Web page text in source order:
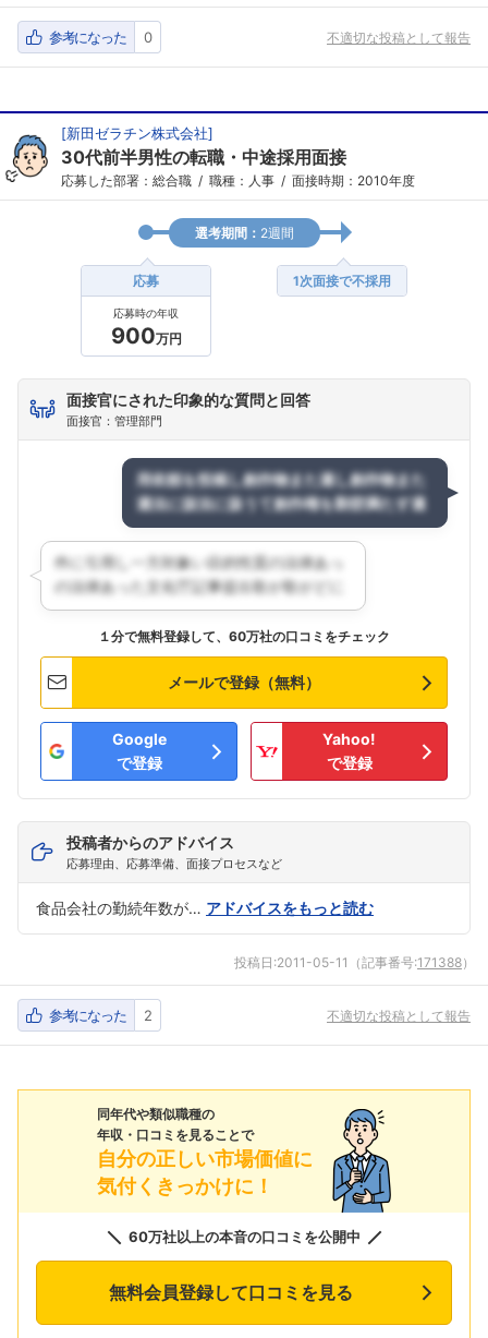
参考になった 0 不適切な投稿として報告
[新田ゼラチン株式会社]
30代前半男性の転職・中途採用面接
応募した部署：総合職 職種：人事 面接時期：2010年度
選考期間： 2週間
応募
応募時の年収
900万円
1次面接で不採用
面接官にされた印象的な質問と回答
面接官：管理部門
１分で無料登録して、60万社の口コミをチェック
メールで登録（無料）
Google
で登録
Yahoo!
で登録
投稿者からのアドバイス
応募理由、応募準備、面接プロセスなど
食品会社の勤続年数が… アドバイスをもっと読む
投稿日:2011-05-11 （記事番号:171388）
参考になった 2 不適切な投稿として報告
同年代や類似職種の
年収・口コミを見ることで
自分の正しい市場価値に
気付くきっかけに！
60万社以上の本音の口コミを公開中
無料会員登録して口コミを見る